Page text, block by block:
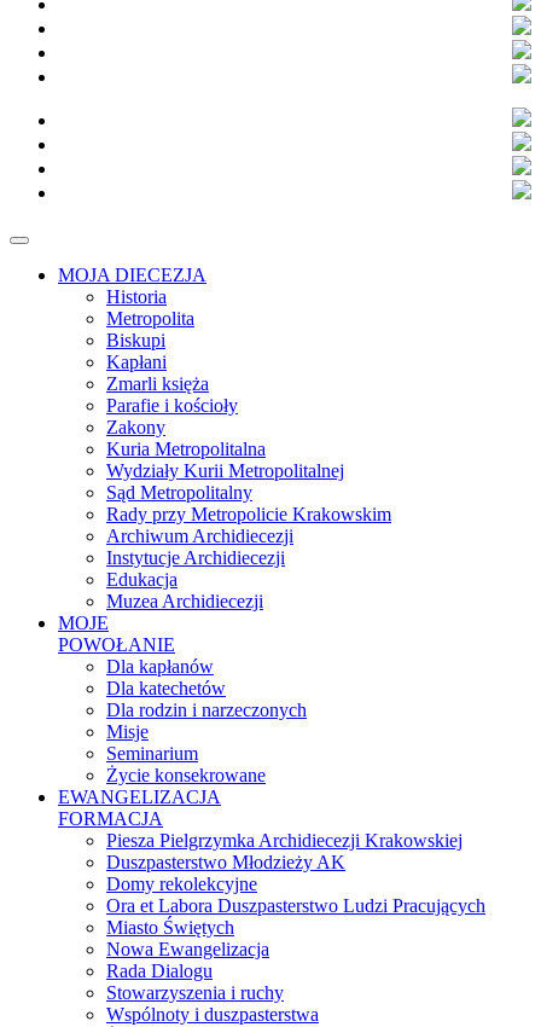
MOJA DIECEZJA
Historia
Metropolita
Biskupi
Kapłani
Zmarli księża
Parafie i kościoły
Zakony
Kuria Metropolitalna
Wydziały Kurii Metropolitalnej
Sąd Metropolitalny
Rady przy Metropolicie Krakowskim
Archiwum Archidiecezji
Instytucje Archidiecezji
Edukacja
Muzea Archidiecezji
MOJE
POWOŁANIE
Dla kapłanów
Dla katechetów
Dla rodzin i narzeczonych
Misje
Seminarium
Życie konsekrowane
EWANGELIZACJA
FORMACJA
Piesza Pielgrzymka Archidiecezji Krakowskiej
Duszpasterstwo Młodzieży AK
Domy rekolekcyjne
Ora et Labora Duszpasterstwo Ludzi Pracujących
Miasto Świętych
Nowa Ewangelizacja
Rada Dialogu
Stowarzyszenia i ruchy
Wspólnoty i duszpasterstwa